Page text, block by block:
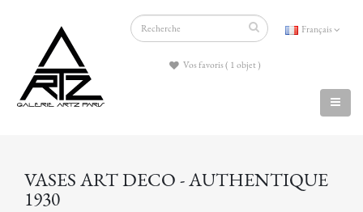
Français
Vos favoris ( 1 objet )
VASES ART DECO - AUTHENTIQUE
1930